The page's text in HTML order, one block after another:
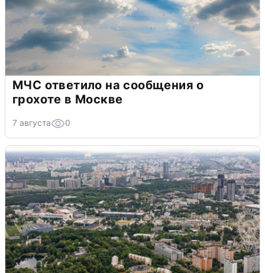
МЧС ответило на сообщения о
грохоте в Москве
7 августа 0